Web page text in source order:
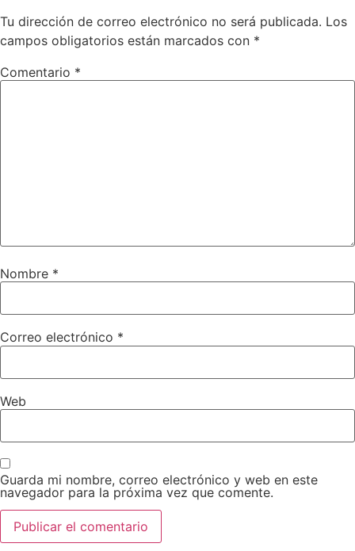
Tu dirección de correo electrónico no será publicada. Los
campos obligatorios están marcados con *
Comentario *
Nombre *
Correo electrónico *
Web
Guarda mi nombre, correo electrónico y web en este
navegador para la próxima vez que comente.